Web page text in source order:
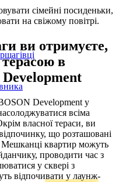
сімейні посиденьки,
на свіжому повітрі.
ви отримуєте,
в
Development у
всіма
власної тераси, ви
що розташовані
Мешканці квартир можуть
проводити час з
у сквері з
відпочивати у лаунж-